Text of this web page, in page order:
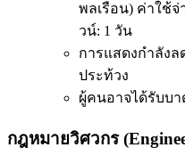
พลเรือน) ค่าใช้จ่
วน์: 1 วัน
การแสดงกำลังล
ประท้วง
ผู้คนอาจได้รับบา
กฎหมายวิศวกร